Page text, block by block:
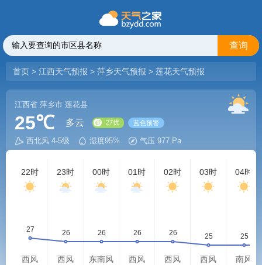
查询
首页 > 江西天气预报 > 萍乡天气预报 > 莲花天气预报
江西省 萍乡市 莲花县
25℃ 多云
西北风 4-5级 湿度95% 气压 977 Pa
22时
西风
23时
西风
00时
东南风
01时
西风
02时
西风
03时
西风
04时
南风